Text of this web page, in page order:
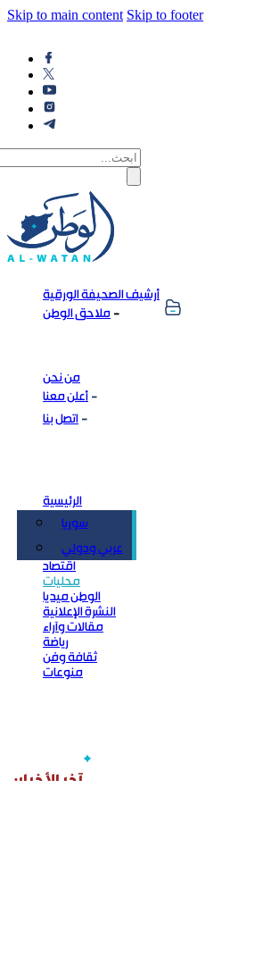
Skip to main content Skip to footer
أرشيف الصحيفة الورقية
ملاحق الوطن
من نحن
أعلن معنا
اتصل بنا
الرئيسية
سوريا
عربي ودولي
اقتصاد
محليات
الوطن ميديا
النشرة الإعلانية
مقالات وآراء
رياضة
ثقافة وفن
منوعات